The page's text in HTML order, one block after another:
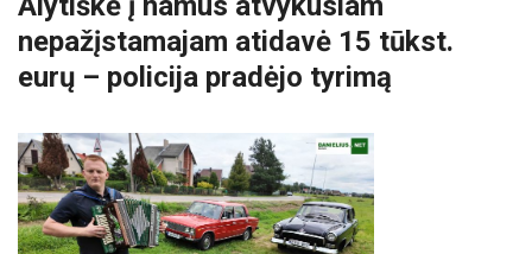
nepažįstamajam atidavė 15 tūkst.
eurų – policija pradėjo tyrimą